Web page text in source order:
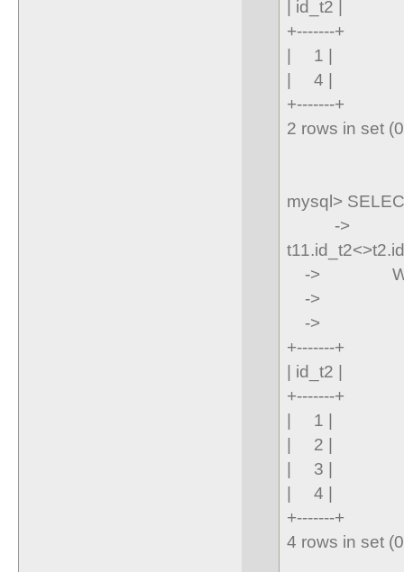
| id_t2 |
+-------+
| 1 |
| 4 |
+-------+
2 rows in set
mysql>
->
->
->
->
+-------+
| id_t2 |
+-------+
| 1 |
| 2 |
| 3 |
| 4 |
+-------+
4 rows in set